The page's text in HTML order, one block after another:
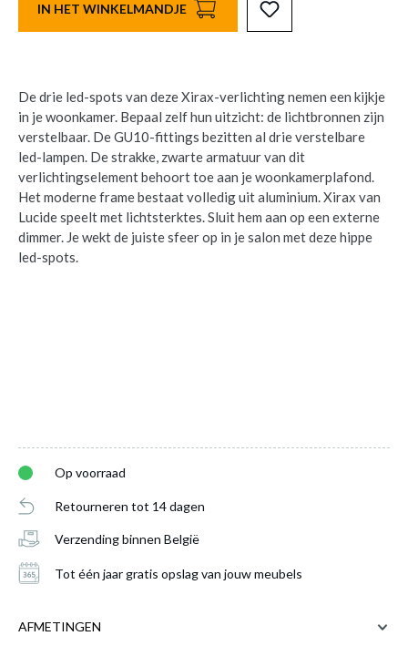
IN HET WINKELMANDJE
De drie led-spots van deze Xirax-verlichting nemen een kijkje
in je woonkamer. Bepaal zelf hun uitzicht: de lichtbronnen zijn
verstelbaar. De GU10-fittings bezitten al drie verstelbare
led-lampen. De strakke, zwarte armatuur van dit
verlichtingselement behoort toe aan je woonkamerplafond.
Het moderne frame bestaat volledig uit aluminium. Xirax van
Lucide speelt met lichtsterktes. Sluit hem aan op een externe
dimmer. Je wekt de juiste sfeer op in je salon met deze hippe
led-spots.
Op voorraad
Retourneren tot 14 dagen
Verzending binnen België
Tot één jaar gratis opslag van jouw meubels
AFMETINGEN